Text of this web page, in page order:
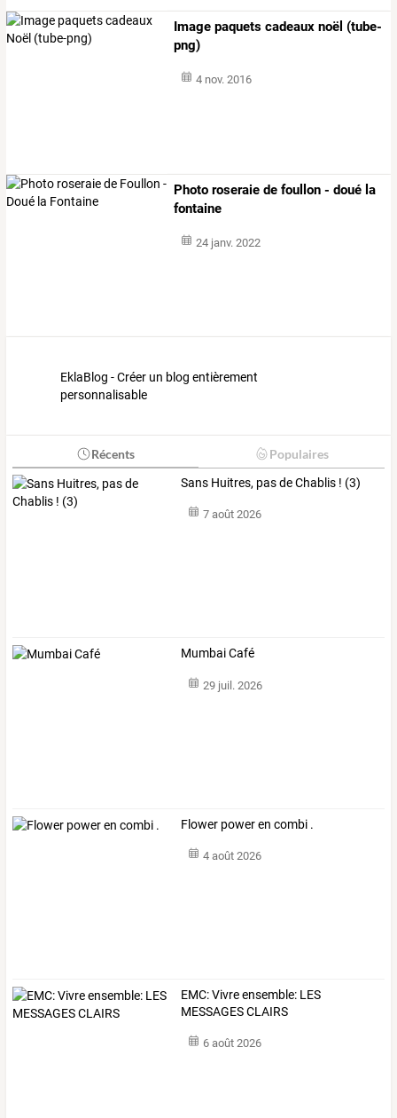
Image paquets cadeaux noël (tube-
png)
4 nov. 2016
Photo roseraie de foullon - doué la
fontaine
24 janv. 2022
EklaBlog - Créer un blog entièrement
personnalisable
Récents Populaires
Sans Huitres, pas de Chablis ! (3)
7 août 2026
Mumbai Café
29 juil. 2026
Flower power en combi .
4 août 2026
EMC: Vivre ensemble: LES
MESSAGES CLAIRS
6 août 2026